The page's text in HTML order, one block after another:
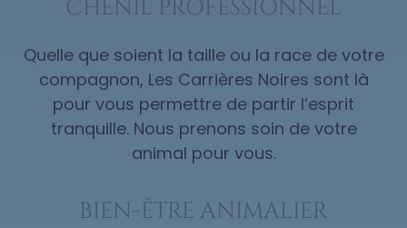
CHENIL PROFESSIONNEL
Quelle que soient la taille ou la race de votre
compagnon, Les Carrières Noires sont là
pour vous permettre de partir l’esprit
tranquille. Nous prenons soin de votre
animal pour vous.
BIEN-ÊTRE ANIMALIER